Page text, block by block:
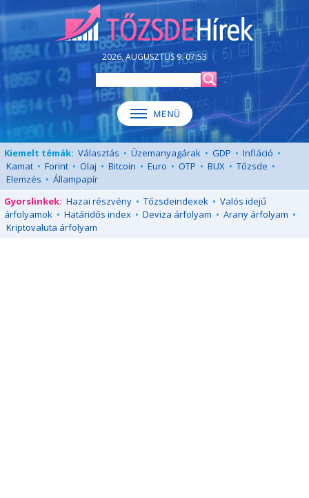
2026. AUGUSZTUS 9. 07:53
Kiemelt témák: Választás • Üzemanyagárak • GDP • Infláció •
Kamat • Forint • Olaj • Bitcoin • Euro • OTP • BUX • Tőzsde •
Elemzés • Állampapír
Gyorslinkek: Hazai részvény • Tőzsdeindexek • Valós idejű
árfolyamok • Határidős index • Deviza árfolyam • Arany árfolyam •
Kriptovaluta árfolyam